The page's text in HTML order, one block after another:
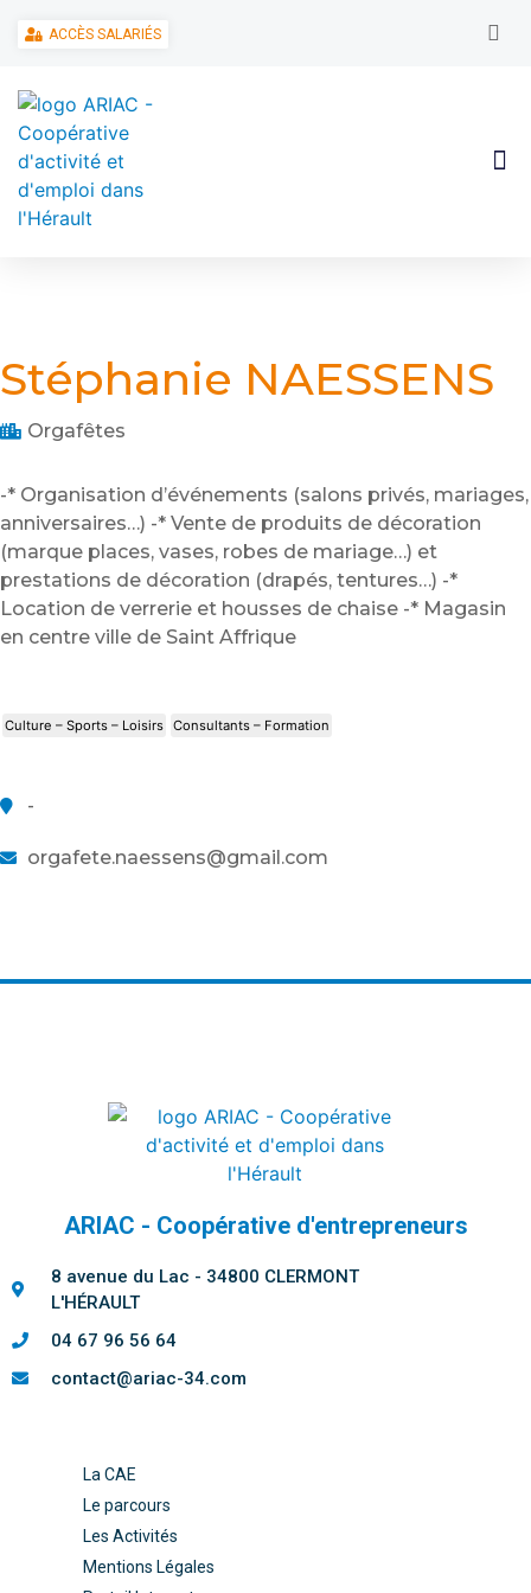
ACCÈS SALARIÉS
Stéphanie NAESSENS
Orgafêtes
-* Organisation d’événements (salons privés, mariages,
anniversaires…) -* Vente de produits de décoration
(marque places, vases, robes de mariage…) et
prestations de décoration (drapés, tentures…) -*
Location de verrerie et housses de chaise -* Magasin
en centre ville de Saint Affrique
Culture – Sports – Loisirs Consultants – Formation
-
orgafete.naessens@gmail.com
ARIAC - Coopérative d'entrepreneurs
8 avenue du Lac - 34800 CLERMONT
L'HÉRAULT
04 67 96 56 64
contact@ariac-34.com
La CAE
Le parcours
Les Activités
Mentions Légales